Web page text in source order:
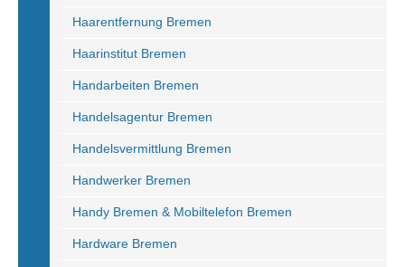
Haarentfernung Bremen
Haarinstitut Bremen
Handarbeiten Bremen
Handelsagentur Bremen
Handelsvermittlung Bremen
Handwerker Bremen
Handy Bremen & Mobiltelefon Bremen
Hardware Bremen